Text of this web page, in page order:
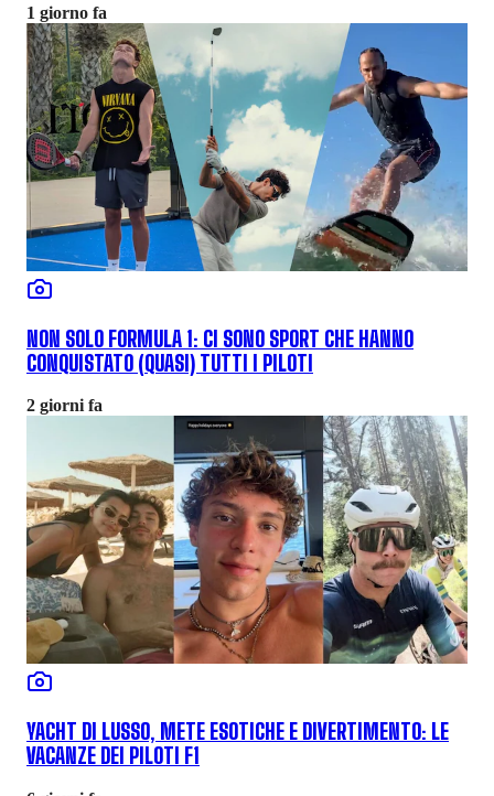
1 giorno fa
NON SOLO FORMULA 1: CI SONO SPORT CHE HANNO
CONQUISTATO (QUASI) TUTTI I PILOTI
2 giorni fa
YACHT DI LUSSO, METE ESOTICHE E DIVERTIMENTO: LE
VACANZE DEI PILOTI F1